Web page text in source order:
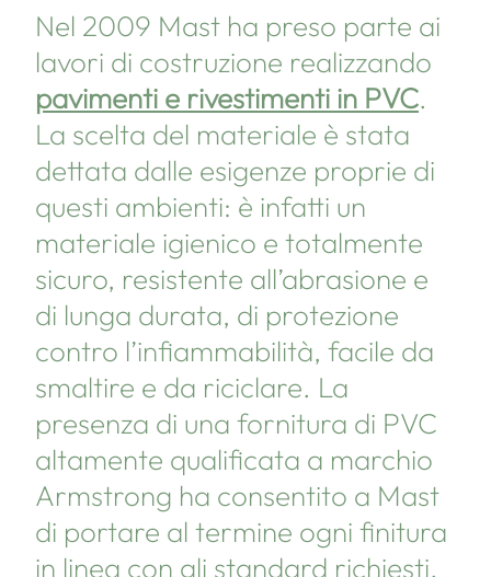
Nel 2009 Mast ha preso parte ai
lavori di costruzione realizzando
pavimenti e rivestimenti in PVC.
La scelta del materiale è stata
dettata dalle esigenze proprie di
questi ambienti: è infatti un
materiale igienico e totalmente
sicuro, resistente all’abrasione e
di lunga durata, di protezione
contro l’infiammabilità, facile da
smaltire e da riciclare. La
presenza di una fornitura di PVC
altamente qualificata a marchio
Armstrong ha consentito a Mast
di portare al termine ogni finitura
in linea con gli standard richiesti.